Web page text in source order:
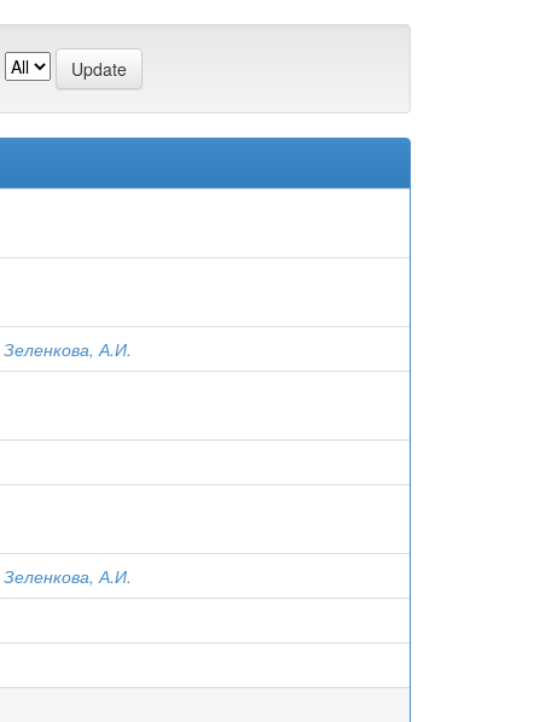
Зеленкова, А.И.
Зеленкова, А.И.